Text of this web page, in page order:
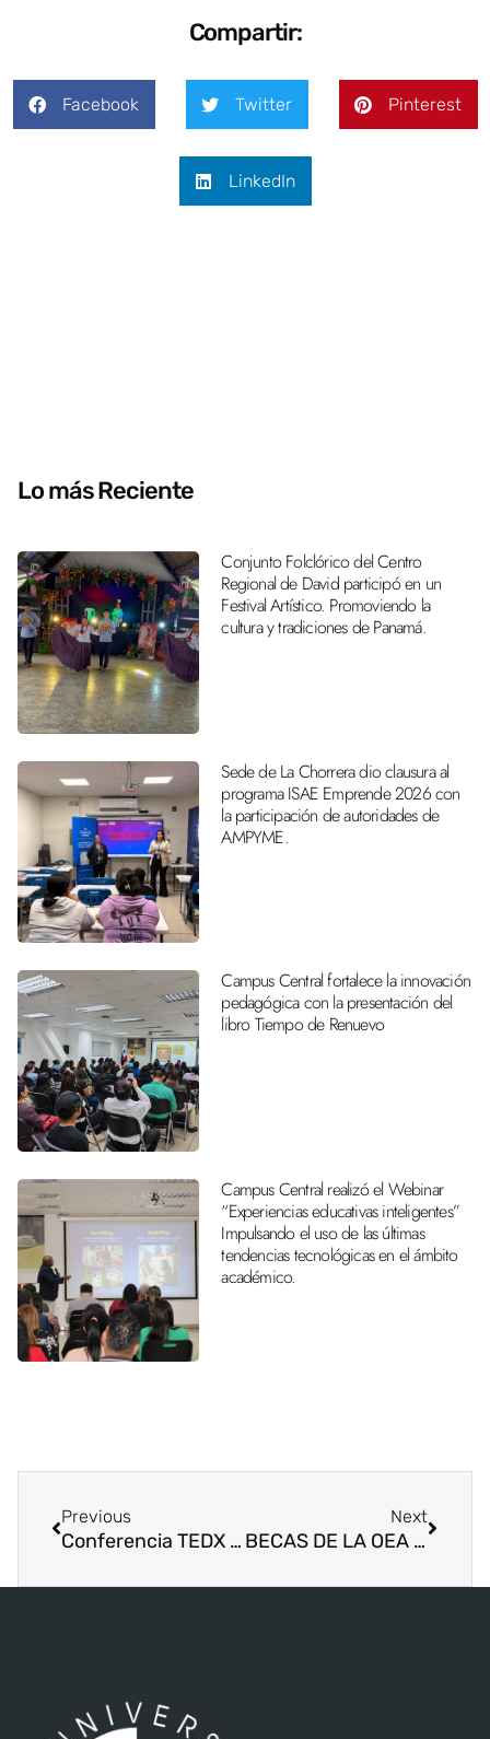
Compartir:
Facebook Twitter Pinterest
LinkedIn
Lo más Reciente
Conjunto Folclórico del Centro
Regional de David participó en un
Festival Artístico. Promoviendo la
cultura y tradiciones de Panamá.
Sede de La Chorrera dio clausura al
programa ISAE Emprende 2026 con
la participación de autoridades de
AMPYME.
Campus Central fortalece la innovación
pedagógica con la presentación del
libro Tiempo de Renuevo
Campus Central realizó el Webinar
“Experiencias educativas inteligentes”
Impulsando el uso de las últimas
tendencias tecnológicas en el ámbito
académico.
Previous
Conferencia TEDX San José de David
Next
BECAS DE LA OEA PARA ESTUDIOS ACADÉMICOS DE POSTGRADO E INVESTIGACIÓN DE POSTGRADO – 2017